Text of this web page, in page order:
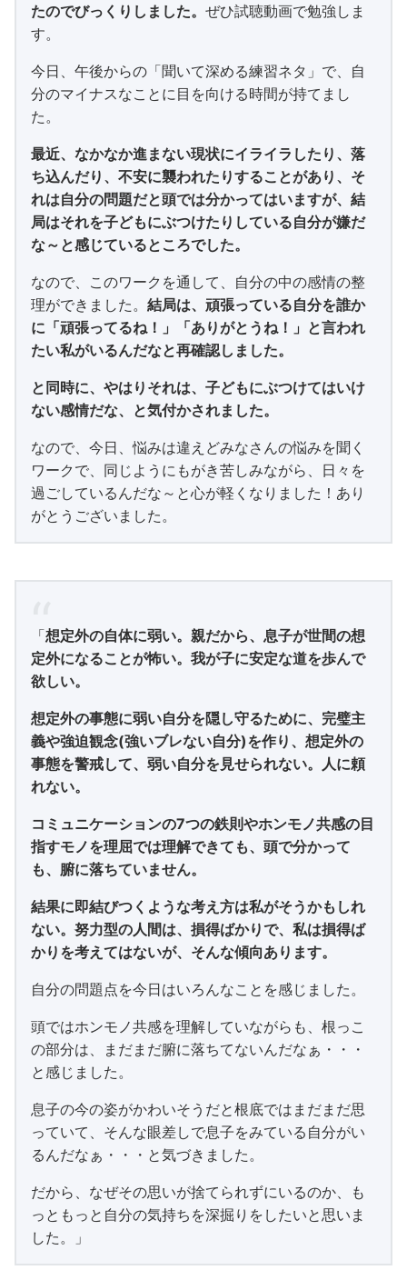
たのでびっくりしました。 ぜひ試聴動画で勉強しま
す。
今日、午後からの「聞いて深める練習ネタ」で、自
分のマイナスなことに目を向ける時間が持てまし
た。
最近、なかなか進まない現状にイライラしたり、落
ち込んだり、不安に襲われたりすることがあり、そ
れは自分の問題だと頭では分かってはいますが、結
局はそれを子どもにぶつけたりしている自分が嫌だ
な～と感じているところでした。
なので、このワークを通して、自分の中の感情の整
理ができました。 結局は、頑張っている自分を誰か
に「頑張ってるね！」「ありがとうね！」と言われ
たい私がいるんだなと再確認しました。
と同時に、やはりそれは、子どもにぶつけてはいけ
ない感情だな、と気付かされました。
なので、今日、悩みは違えどみなさんの悩みを聞く
ワークで、同じようにもがき苦しみながら、日々を
過ごしているんだな～と心が軽くなりました！あり
がとうございました。
「想定外の自体に弱い。親だから、息子が世間の想
定外になることが怖い。我が子に安定な道を歩んで
欲しい。
想定外の事態に弱い自分を隠し守るために、完璧主
義や強迫観念(強いブレない自分)を作り、想定外の
事態を警戒して、弱い自分を見せられない。人に頼
れない。
コミュニケーションの7つの鉄則やホンモノ共感の目
指すモノを理屈では理解できても、頭で分かって
も、腑に落ちていません。
結果に即結びつくような考え方は私がそうかもしれ
ない。努力型の人間は、損得ばかりで、私は損得ば
かりを考えてはないが、そんな傾向あります。
自分の問題点を今日はいろんなことを感じました。
頭ではホンモノ共感を理解していながらも、根っこ
の部分は、まだまだ腑に落ちてないんだなぁ・・・
と感じました。
息子の今の姿がかわいそうだと根底ではまだまだ思
っていて、そんな眼差しで息子をみている自分がい
るんだなぁ・・・と気づきました。
だから、なぜその思いが捨てられずにいるのか、も
っともっと自分の気持ちを深掘りをしたいと思いま
した。」